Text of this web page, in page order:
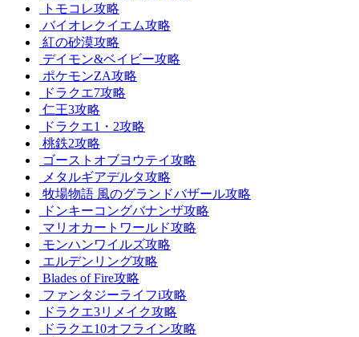
トモコレ攻略
バイオレクイエム攻略
紅の砂漠攻略
デイモン&ベイビー攻略
ポケモンZA攻略
ドラクエ7攻略
仁王3攻略
ドラクエ1・2攻略
桃鉄2攻略
ゴーストオブヨウテイ攻略
メタルギアデルタ攻略
牧場物語 風のグランドバザール攻略
ドンキーコングバナンザ攻略
マリオカートワールド攻略
モンハンワイルズ攻略
エルデンリング攻略
Blades of Fire攻略
ファンタジーライフi攻略
ドラクエ3リメイク攻略
ドラクエ10オフライン攻略